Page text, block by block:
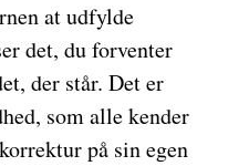
at udfylde
det, du forventer
der står. Det er
som alle kender
på sin egen